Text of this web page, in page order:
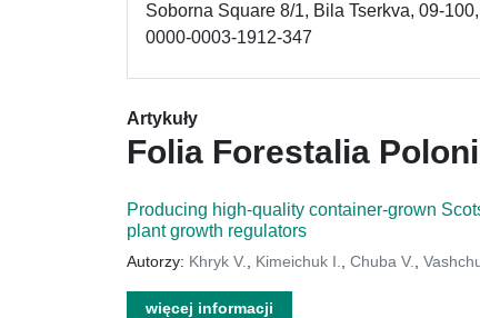
Soborna Square 8/1, Bila Tserkva, 09-
0000-0003-1912-347
Artykuły
Folia Forestalia
Producing high-quality container-grown
plant growth regulators
Autorzy: Khryk V. Kimeichuk I. Chuba V.
więcej informacji